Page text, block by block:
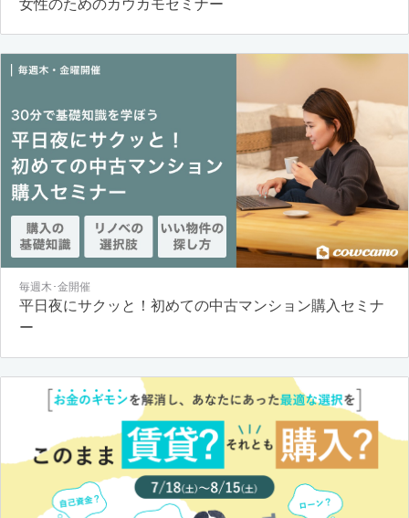
女性のためのカウカモセミナー
毎週木･金開催
平日夜にサクッと！初めての中古マンション購入セミナ
ー